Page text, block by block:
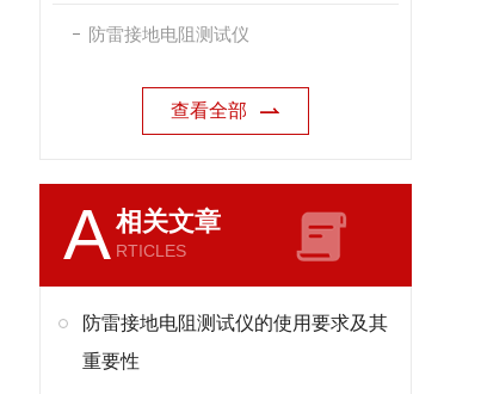
防雷接地电阻测试仪
查看全部
A相关文章
RTICLES
防雷接地电阻测试仪的使用要求及其
重要性